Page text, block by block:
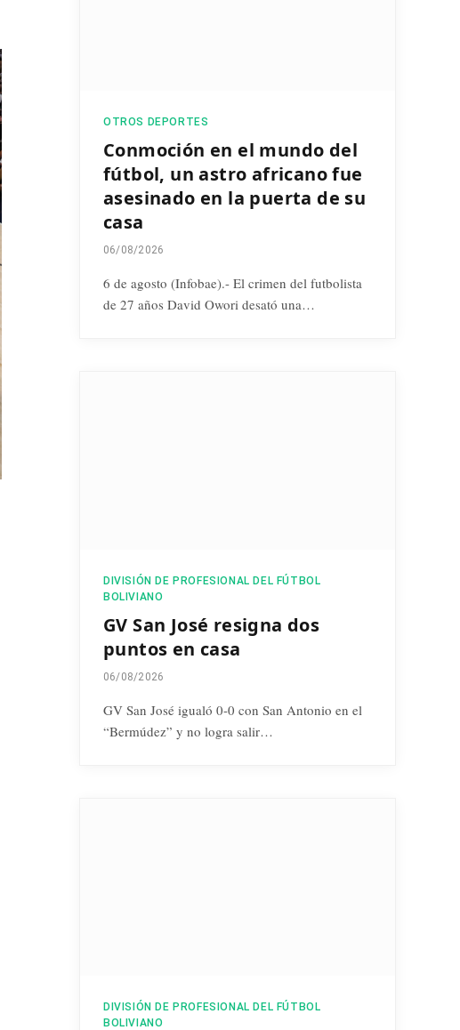
OTROS DEPORTES
Conmoción en el mundo del
fútbol, un astro africano fue
asesinado en la puerta de su
casa
06/08/2026
6 de agosto (Infobae).- El crimen del futbolista
de 27 años David Owori desató una…
DIVISIÓN DE PROFESIONAL DEL FÚTBOL
BOLIVIANO
GV San José resigna dos
puntos en casa
06/08/2026
GV San José igualó 0-0 con San Antonio en el
“Bermúdez” y no logra salir…
DIVISIÓN DE PROFESIONAL DEL FÚTBOL
BOLIVIANO